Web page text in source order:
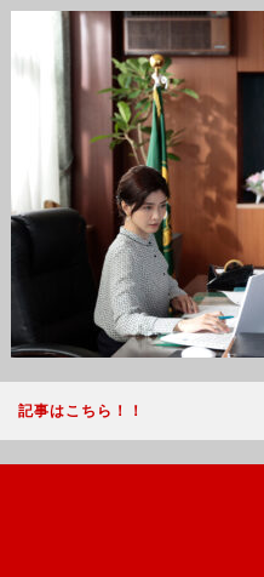
記事はこちら！！